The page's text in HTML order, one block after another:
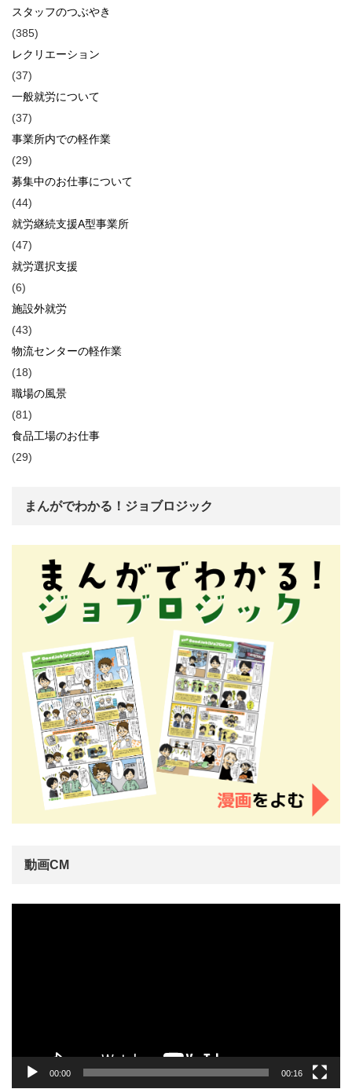
スタッフのつぶやき
(385)
レクリエーション
(37)
一般就労について
(37)
事業所内での軽作業
(29)
募集中のお仕事について
(44)
就労継続支援A型事業所
(47)
就労選択支援
(6)
施設外就労
(43)
物流センターの軽作業
(18)
職場の風景
(81)
食品工場のお仕事
(29)
まんがでわかる！ジョブロジック
動画CM
00:00 00:16